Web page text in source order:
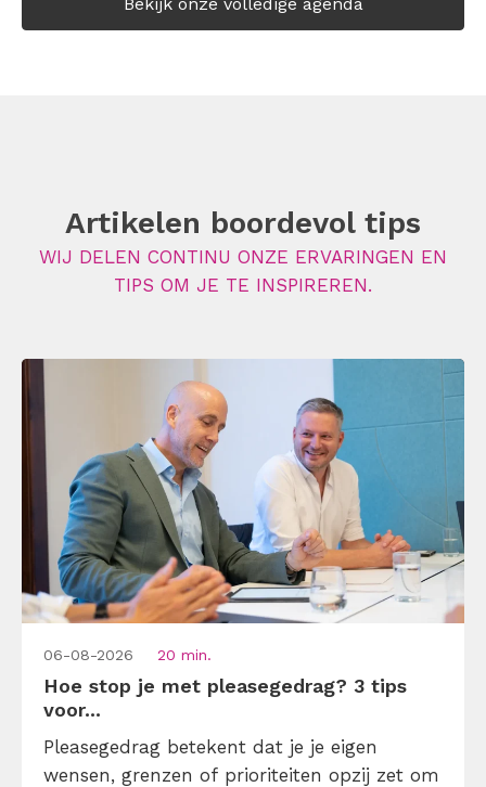
Bekijk onze volledige agenda
Artikelen boordevol tips
WIJ DELEN CONTINU ONZE ERVARINGEN EN
TIPS OM JE TE INSPIREREN.
06-08-2026 20 min.
Hoe stop je met pleasegedrag? 3 tips
voor...
Pleasegedrag betekent dat je je eigen
wensen, grenzen of prioriteiten opzij zet om